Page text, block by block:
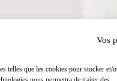
Vos
telles que les cookies pour stocker et/